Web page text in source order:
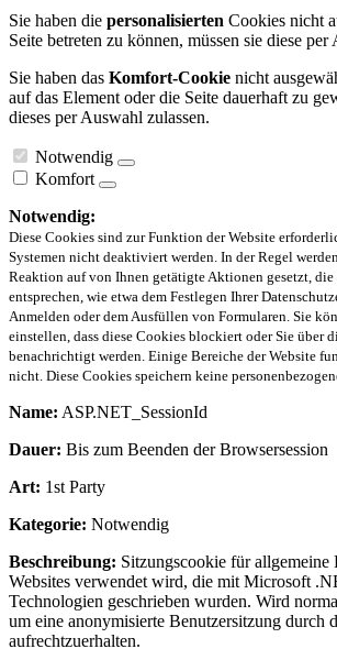
Sie haben die personalisierten Cookies nicht
Seite betreten zu können, müssen sie diese per
Sie haben das Komfort-Cookie nicht
auf das Element oder die Seite dauerhaft zu
dieses per Auswahl zulassen.
Notwendig
Komfort
Notwendig:
Diese Cookies sind zur Funktion der Website
Systemen nicht deaktiviert werden. In der Regel
Reaktion auf von Ihnen getätigte Aktionen gesetzt,
entsprechen, wie etwa dem Festlegen Ihrer
Anmelden oder dem Ausfüllen von Formularen. Sie
einstellen, dass diese Cookies blockiert oder Sie über
benachrichtigt werden. Einige Bereiche der Website
nicht. Diese Cookies speichern keine
Name: ASP.NET_SessionId
Dauer: Bis zum Beenden der Browsersession
Art: 1st Party
Kategorie: Notwendig
Beschreibung: Sitzungscookie für allgemeine
Websites verwendet wird, die mit Microsoft
Technologien geschrieben wurden. Wird
um eine anonymisierte Benutzersitzung durch
aufrechtzuerhalten.